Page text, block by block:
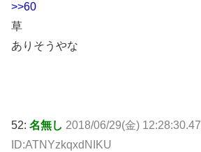
>>60
草
ありそうやな
52: 名無し 2018/06/29(金) 12:28:30.47
ID:ATNYzkqxdNIKU